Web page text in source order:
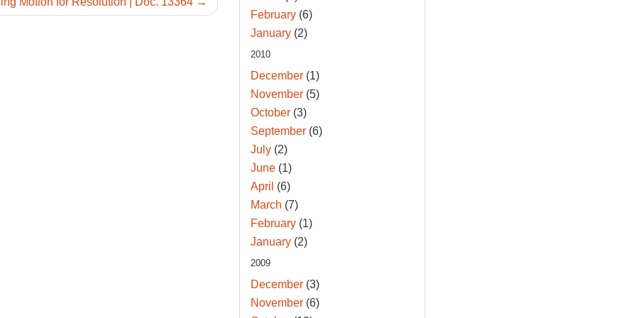
February(6)
January(2)
2010
December(1)
November(5)
October(3)
September(6)
July(2)
June(1)
April (6)
March (7)
February(1)
January(2)
2009
December(3)
November(6)